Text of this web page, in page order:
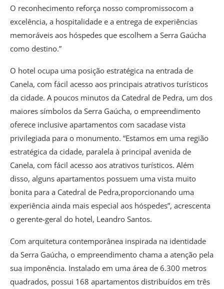
O reconhecimento reforça nosso compromissocom a
excelência, a hospitalidade e a entrega de experiências
memoráveis aos hóspedes que escolhem a Serra Gaúcha
como destino.”
O hotel ocupa uma posição estratégica na entrada de
Canela, com fácil acesso aos principais atrativos turísticos
da cidade. A poucos minutos da Catedral de Pedra, um dos
maiores símbolos da Serra Gaúcha, o empreendimento
oferece inclusive apartamentos com sacadase vista
privilegiada para o monumento. “Estamos em uma região
estratégica da cidade, paralela à principal avenida de
Canela, com fácil acesso aos atrativos turísticos. Além
disso, alguns apartamentos possuem uma vista muito
bonita para a Catedral de Pedra,proporcionando uma
experiência ainda mais especial aos hóspedes”, acrescenta
o gerente-geral do hotel, Leandro Santos.
Com arquitetura contemporânea inspirada na identidade
da Serra Gaúcha, o empreendimento chama a atenção pela
sua imponência. Instalado em uma área de 6.300 metros
quadrados, possui 168 apartamentos distribuídos em três